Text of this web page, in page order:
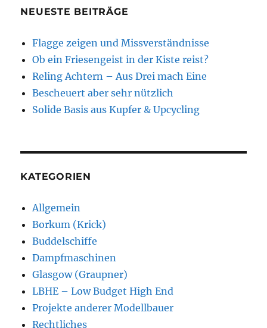
NEUESTE BEITRÄGE
Flagge zeigen und Missverständnisse
Ob ein Friesengeist in der Kiste reist?
Reling Achtern – Aus Drei mach Eine
Bescheuert aber sehr nützlich
Solide Basis aus Kupfer & Upcycling
KATEGORIEN
Allgemein
Borkum (Krick)
Buddelschiffe
Dampfmaschinen
Glasgow (Graupner)
LBHE – Low Budget High End
Projekte anderer Modellbauer
Rechtliches